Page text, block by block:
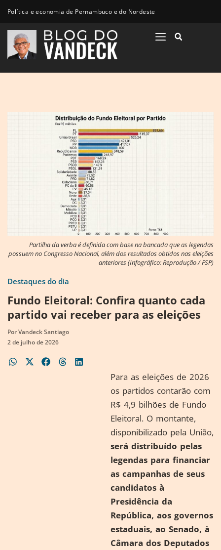
Política e economia de Pernambuco e do Nordeste
Partilha da verba é definida com base na bancada que as legendas
possuem no Congresso Nacional, além dos resultados obtidos nas eleições
anteriores (Infográfico: Reprodução / FSP)
Destaques do dia
Fundo Eleitoral: Confira quanto cada
partido vai receber para as eleições
PorVandeck Santiago
2 de julho de 2026
Para as eleições de 2026
os partidos contarão com
R$ 4,9 bilhões de Fundo
Eleitoral. O montante,
disponibilizado pela União,
será distribuído pelas
legendas para financiar
as campanhas de seus
candidatos à
Presidência da
República, aos governos
estaduais, ao Senado, à
Câmara dos Deputados